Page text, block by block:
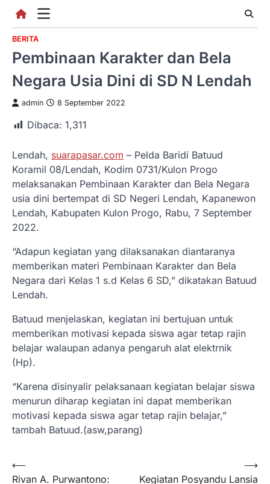
content
BERITA
Pembinaan Karakter dan Bela
Negara Usia Dini di SD N Lendah
admin 8 September 2022
Dibaca: 1,311
Lendah, suarapasar.com – Pelda Baridi Batuud
Koramil 08/Lendah, Kodim 0731/Kulon Progo
melaksanakan Pembinaan Karakter dan Bela Negara
usia dini bertempat di SD Negeri Lendah, Kapanewon
Lendah, Kabupaten Kulon Progo, Rabu, 7 September
2022.
“Adapun kegiatan yang dilaksanakan diantaranya
memberikan materi Pembinaan Karakter dan Bela
Negara dari Kelas 1 s.d Kelas 6 SD,” dikatakan Batuud
Lendah.
Batuud menjelaskan, kegiatan ini bertujuan untuk
memberikan motivasi kepada siswa agar tetap rajin
belajar walaupan adanya pengaruh alat elektrnik
(Hp).
“Karena disinyalir pelaksanaan kegiatan belajar siswa
menurun diharap kegiatan ini dapat memberikan
motivasi kepada siswa agar tetap rajin belajar,”
tambah Batuud.(asw,parang)
Navigasi
⟵
Rivan A. Purwantono:
Kegiatan Posyandu Lansia
⟶